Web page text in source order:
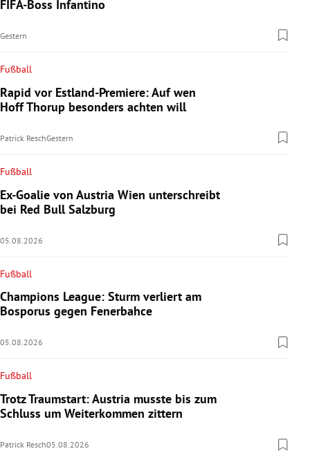
FIFA-Boss Infantino
Gestern
Fußball
Rapid vor Estland-Premiere: Auf wen
Hoff Thorup besonders achten will
Patrick ReschGestern
Fußball
Ex-Goalie von Austria Wien unterschreibt
bei Red Bull Salzburg
05.08.2026
Fußball
Champions League: Sturm verliert am
Bosporus gegen Fenerbahce
05.08.2026
Fußball
Trotz Traumstart: Austria musste bis zum
Schluss um Weiterkommen zittern
Patrick Resch05.08.2026